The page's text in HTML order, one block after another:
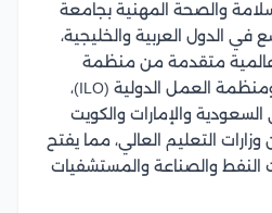
والصحة المهنية بجامعة
في الدول العربية والخليجية،
متقدمة من منظمة
الصحة العالمية (WHO) ومنظمة العمل الدولية (ILO)،
والإمارات والكويت
التعليم العالي، مما يفتح
النفط والصناعة والمستشفيات